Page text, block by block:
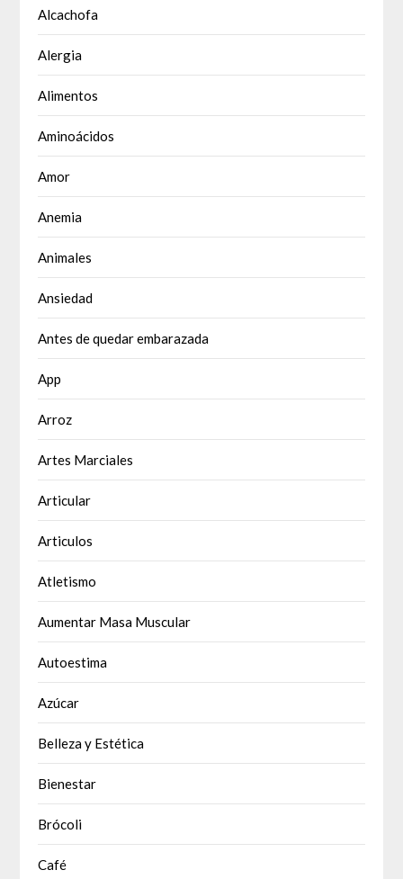
Alcachofa
Alergia
Alimentos
Aminoácidos
Amor
Anemia
Animales
Ansiedad
Antes de quedar embarazada
App
Arroz
Artes Marciales
Articular
Articulos
Atletismo
Aumentar Masa Muscular
Autoestima
Azúcar
Belleza y Estética
Bienestar
Brócoli
Café